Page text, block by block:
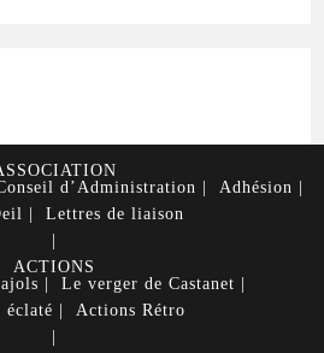
d’Administration
Adhésion
Lettres de liaison
ACTIONS
Le verger de Castanet
éclaté
Actions Rétro